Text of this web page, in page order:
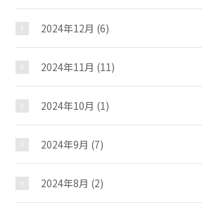
小坂児童館
おしらせ
2024年12月 (6)
2024年11月 (11)
2024年10月 (1)
2024年9月 (7)
2024年8月 (2)